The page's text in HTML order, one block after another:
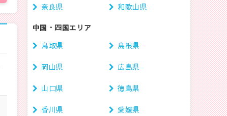
奈良県 和歌山県
中国・四国エリア
鳥取県
島根県
岡山県 広島県
山口県 徳島県
香川県 愛媛県